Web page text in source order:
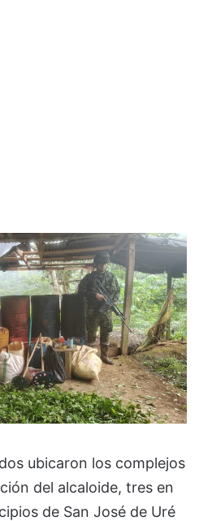
ubicaron los complejos
del alcaloide, tres en
de San José de Uré